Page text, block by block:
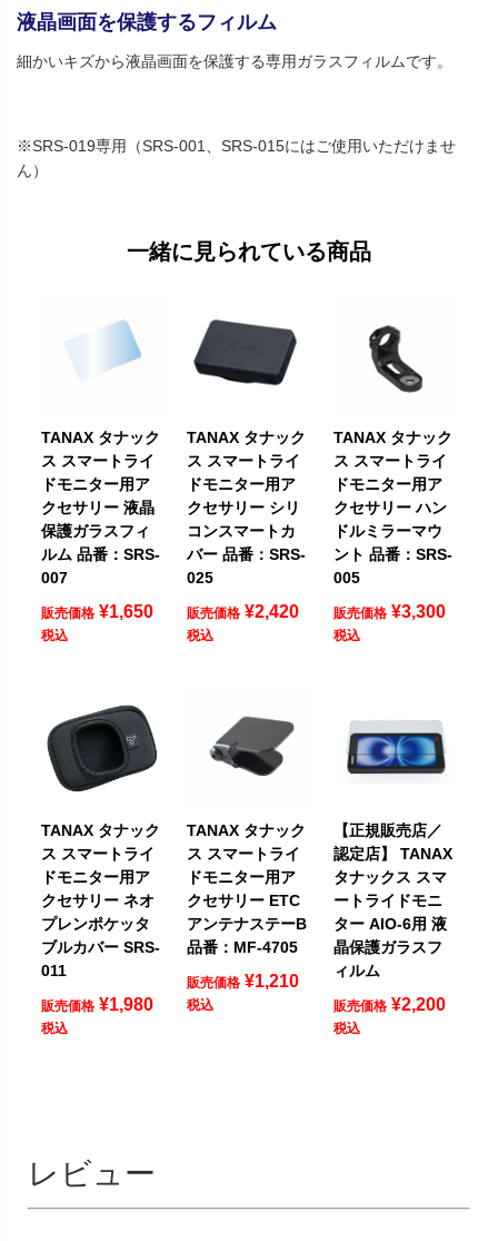
液晶画面を保護するフィルム
細かいキズから液晶画面を保護する専用ガラスフィルムです。
※SRS-019専用（SRS-001、SRS-015にはご使用いただけませ
ん）
一緒に見られている商品
TANAX タナック
ス スマートライ
ドモニター用ア
クセサリー 液晶
保護ガラスフィ
ルム 品番：SRS-
007
販売価格 ¥1,650
税込
TANAX タナック
ス スマートライ
ドモニター用ア
クセサリー シリ
コンスマートカ
バー 品番：SRS-
025
販売価格 ¥2,420
税込
TANAX タナック
ス スマートライ
ドモニター用ア
クセサリー ハン
ドルミラーマウ
ント 品番：SRS-
005
販売価格 ¥3,300
税込
TANAX タナック
ス スマートライ
ドモニター用ア
クセサリー ネオ
プレンポケッタ
ブルカバー SRS-
011
販売価格 ¥1,980
税込
TANAX タナック
ス スマートライ
ドモニター用ア
クセサリー ETC
アンテナステーB
品番：MF-4705
販売価格 ¥1,210
税込
【正規販売店／
認定店】 TANAX
タナックス スマ
ートライドモニ
ター AIO-6用 液
晶保護ガラスフ
ィルム
販売価格 ¥2,200
税込
レビュー